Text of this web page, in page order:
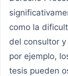
como la
del consultor
por ejemplo,
tesis pueden